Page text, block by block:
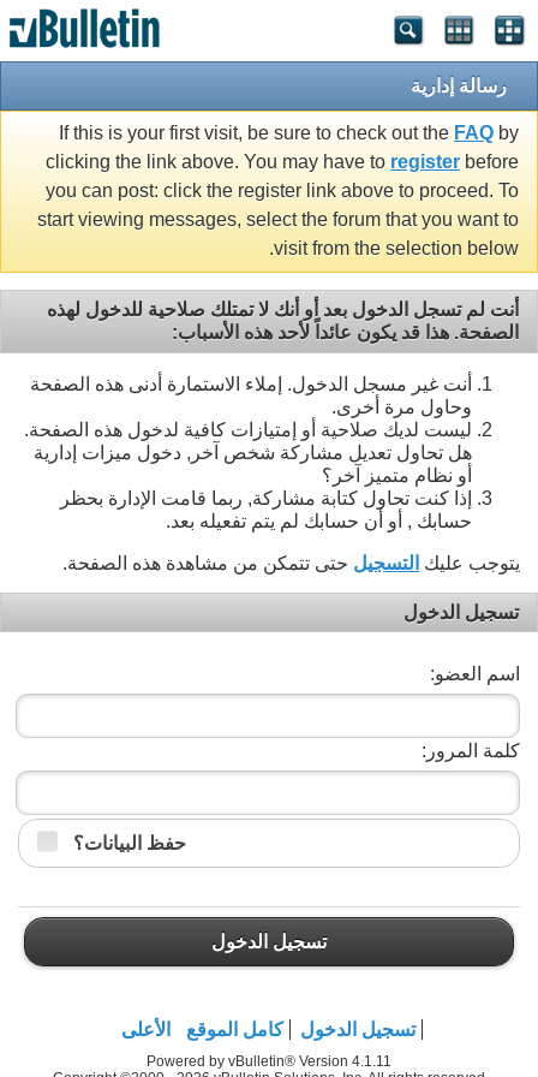
رسالة إدارية
If this is your first visit, be sure to check out the FAQ by
clicking the link above. You may have to register before
you can post: click the register link above to proceed. To
start viewing messages, select the forum that you want to
visit from the selection below.
أنت لم تسجل الدخول بعد أو أنك لا تمتلك صلاحية للدخول لهذه
الصفحة. هذا قد يكون عائداً لأحد هذه الأسباب:
أنت غير مسجل الدخول. إملاء الاستمارة أدنى هذه الصفحة
وحاول مرة أخرى.
ليست لديك صلاحية أو إمتيازات كافية لدخول هذه الصفحة.
هل تحاول تعديل مشاركة شخص آخر, دخول ميزات إدارية
أو نظام متميز آخر؟
إذا كنت تحاول كتابة مشاركة, ربما قامت الإدارة بحظر
حسابك , أو أن حسابك لم يتم تفعيله بعد.
يتوجب عليك التسجيل حتى تتمكن من مشاهدة هذه الصفحة.
تسجيل الدخول
اسم العضو:
كلمة المرور:
حفظ البيانات؟
تسجيل الدخول
تسجيل الدخول كامل الموقع الأعلى
Powered by vBulletin® Version 4.1.11